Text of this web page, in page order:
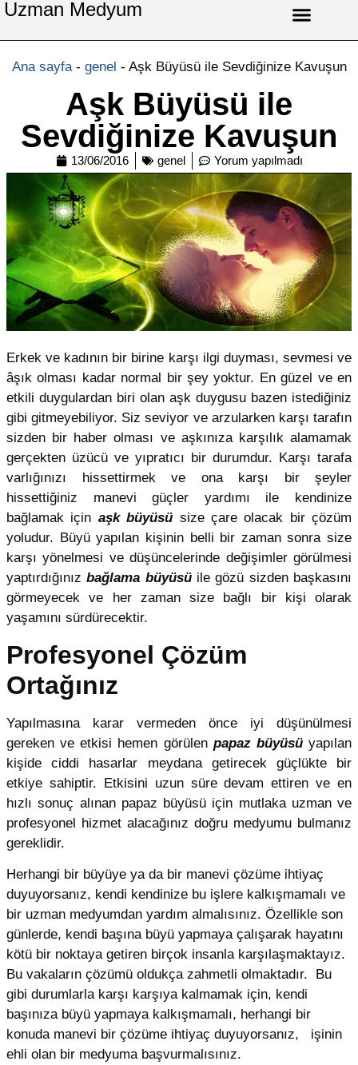
Uzman Medyum
Ana sayfa- genel - Aşk Büyüsü ile Sevdiğinize Kavuşun
Aşk Büyüsü ile
Sevdiğinize Kavuşun
13/06/2016 genel Yorum yapılmadı
Erkek ve kadının bir birine karşı ilgi duyması, sevmesi ve
âşık olması kadar normal bir şey yoktur. En güzel ve en
etkili duygulardan biri olan aşk duygusu bazen istediğiniz
gibi gitmeyebiliyor. Siz seviyor ve arzularken karşı tarafın
sizden bir haber olması ve aşkınıza karşılık alamamak
gerçekten üzücü ve yıpratıcı bir durumdur. Karşı tarafa
varlığınızı hissettirmek ve ona karşı bir şeyler
hissettiğiniz manevi güçler yardımı ile kendinize
bağlamak için aşk büyüsü size çare olacak bir çözüm
yoludur. Büyü yapılan kişinin belli bir zaman sonra size
karşı yönelmesi ve düşüncelerinde değişimler görülmesi
yaptırdığınızbağlama büyüsüile gözü sizden başkasını
görmeyecek ve her zaman size bağlı bir kişi olarak
yaşamını sürdürecektir.
Profesyonel Çözüm
Ortağınız
Yapılmasına karar vermeden önce iyi düşünülmesi
gereken ve etkisi hemen görülen papaz büyüsüyapılan
kişide ciddi hasarlar meydana getirecek güçlükte bir
etkiye sahiptir. Etkisini uzun süre devam ettiren ve en
hızlı sonuç alınan papaz büyüsü için mutlaka uzman ve
profesyonel hizmet alacağınız doğru medyumu bulmanız
gereklidir.
Herhangi bir büyüye ya da bir manevi çözüme ihtiyaç
duyuyorsanız, kendi kendinize bu işlere kalkışmamalı ve
bir uzman medyumdan yardım almalısınız. Özellikle son
günlerde, kendi başına büyü yapmaya çalışarak hayatını
kötü bir noktaya getiren birçok insanla karşılaşmaktayız.
Bu vakaların çözümü oldukça zahmetli olmaktadır. Bu
gibi durumlarla karşı karşıya kalmamak için, kendi
başınıza büyü yapmaya kalkışmamalı, herhangi bir
konuda manevi bir çözüme ihtiyaç duyuyorsanız, işinin
ehli olan bir medyuma başvurmalısınız.